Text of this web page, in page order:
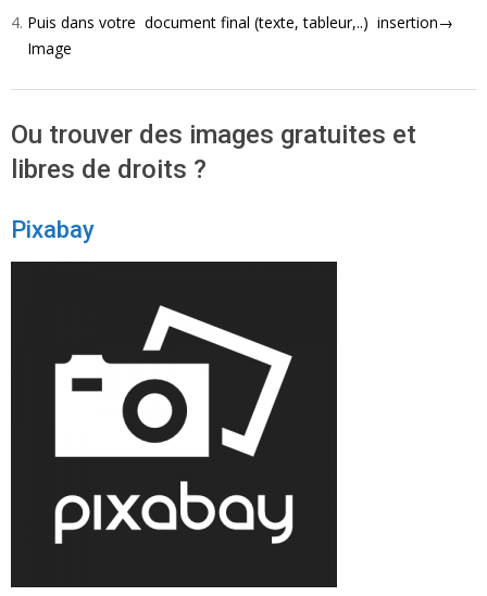
Puis dans votre document final (texte, tableur,..) insertion→
Image
Ou trouver des images gratuites et
libres de droits ?
Pixabay